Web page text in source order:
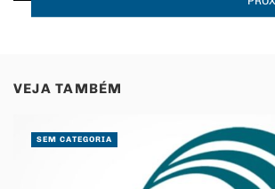
VEJA TAMBÉM
SEM CATEGORIA